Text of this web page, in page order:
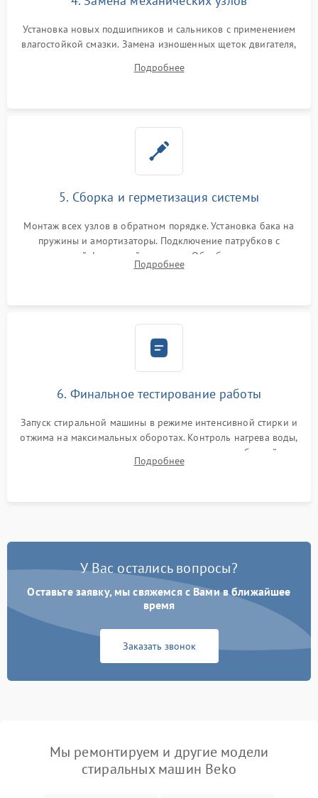
Установка новых подшипников и сальников с применением
влагостойкой смазки. Замена изношенных щеток двигателя,
или поврежденной резиновой манжеты.
Подробнее
5. Сборка и герметизация системы
Монтаж всех узлов в обратном порядке. Установка бака на
пружины и амортизаторы. Подключение патрубков с
надежной фиксацией хомутами. Обработка стыков
герметиком для предотвращения возможных протечек воды.
Подробнее
6. Финальное тестирование работы
Запуск стиральной машины в режиме интенсивной стирки и
отжима на максимальных оборотах. Контроль нагрева воды,
корректности слива, отсутствия излишних вибраций,
посторонних стуков и протечек под корпусом.
Подробнее
У Вас остались вопросы?
Оставьте заявку, мы свяжемся с Вами в ближайшее
время
Заказать звонок
Мы ремонтируем и другие модели
стиральных машин Beko